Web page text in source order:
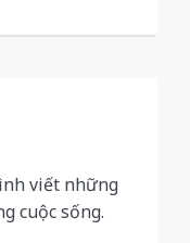
viết những
cuộc sống.